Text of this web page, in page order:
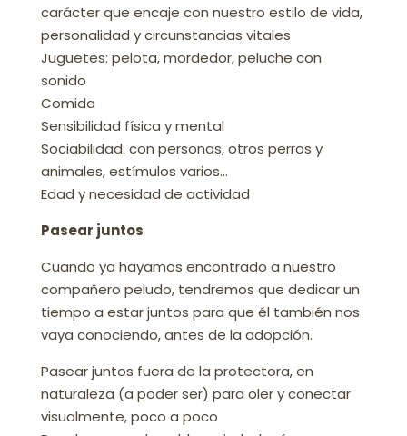
carácter que encaje con nuestro estilo de vida,
personalidad y circunstancias vitales
Juguetes: pelota, mordedor, peluche con
sonido
Comida
Sensibilidad física y mental
Sociabilidad: con personas, otros perros y
animales, estímulos varios…
Edad y necesidad de actividad
Pasear juntos
Cuando ya hayamos encontrado a nuestro
compañero peludo, tendremos que dedicar un
tiempo a estar juntos para que él también nos
vaya conociendo, antes de la adopción.
Pasear juntos fuera de la protectora, en
naturaleza (a poder ser) para oler y conectar
visualmente, poco a poco